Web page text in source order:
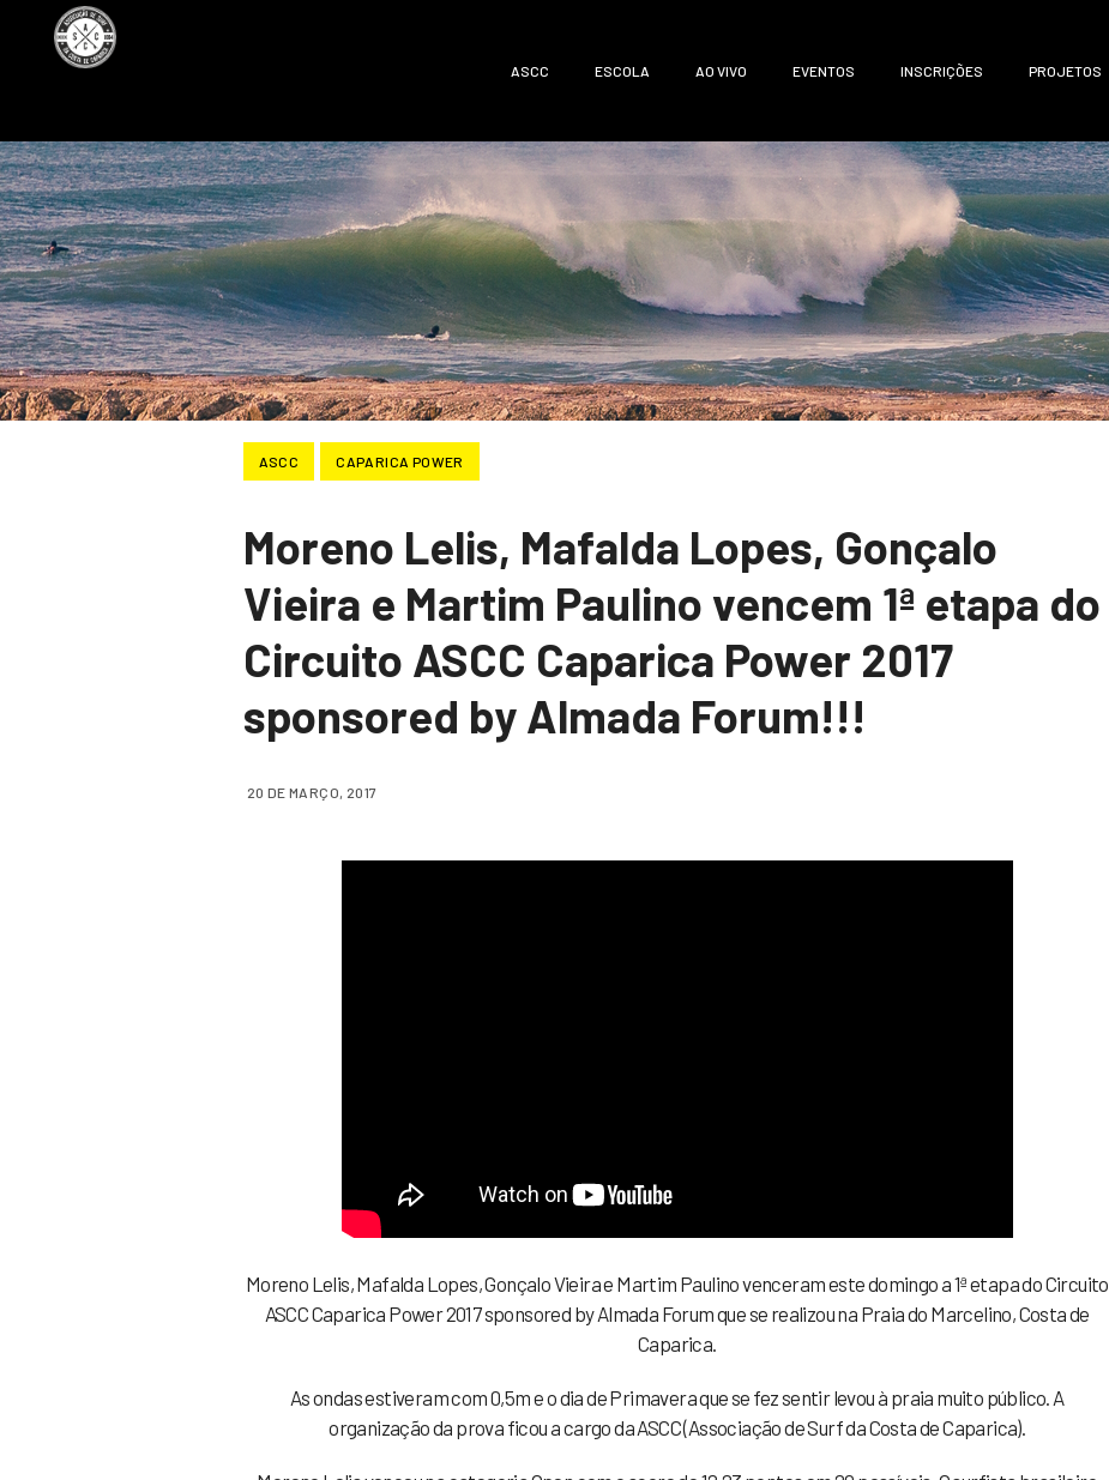
ASCC ESCOLA AO VIVO EVENTOS INSCRIÇÕES PROJETOS
ASCC CAPARICA POWER
Moreno Lelis, Mafalda Lopes, Gonçalo
Vieira e Martim Paulino vencem 1ª etapa do
Circuito ASCC Caparica Power 2017
sponsored by Almada Forum!!!
20 DE MARÇO, 2017
Moreno Lelis, Mafalda Lopes, Gonçalo Vieira e Martim Paulino venceram este domingo a 1ª etapa do Circuito
ASCC Caparica Power 2017 sponsored by Almada Forum que se realizou na Praia do Marcelino, Costa de
Caparica.
As ondas estiveram com 0,5m e o dia de Primavera que se fez sentir levou à praia muito público. A
organização da prova ficou a cargo da ASCC (Associação de Surf da Costa de Caparica).